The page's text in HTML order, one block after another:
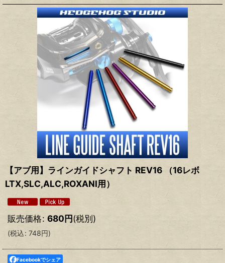
【アブ用】ラインガイドシャフト REV16 （16レボ
LTX,SLC,ALC,ROXANI用）
販売価格: 680円(税別)
(税込: 748円)
Facebookでシェア